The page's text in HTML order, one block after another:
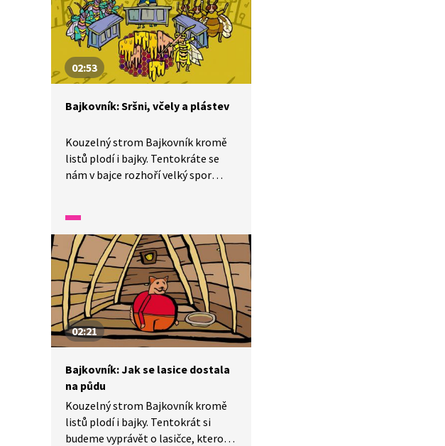
02:53
Bajkovník: Sršni, včely a plástev
Kouzelný strom Bajkovník kromě
listů plodí i bajky. Tentokráte se
nám v bajce rozhoří velký spor
A jaké z toho plyne ponaučení?
Bajka je simultánně tlumočena
do znakového jazyka.
02:21
Bajkovník: Jak se lasice dostala
na půdu
Kouzelný strom Bajkovník kromě
listů plodí i bajky. Tentokrát si
budeme vyprávět o lasičce, kterou